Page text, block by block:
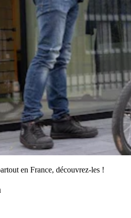
en France, découvrez-les !